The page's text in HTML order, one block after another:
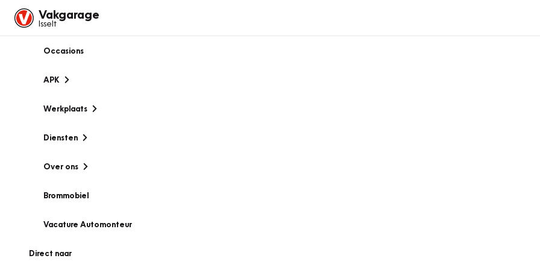
Vakgarage
Isselt
Occasions
APK
Werkplaats
Diensten
Over ons
Brommobiel
Vacature Automonteur
Direct naar